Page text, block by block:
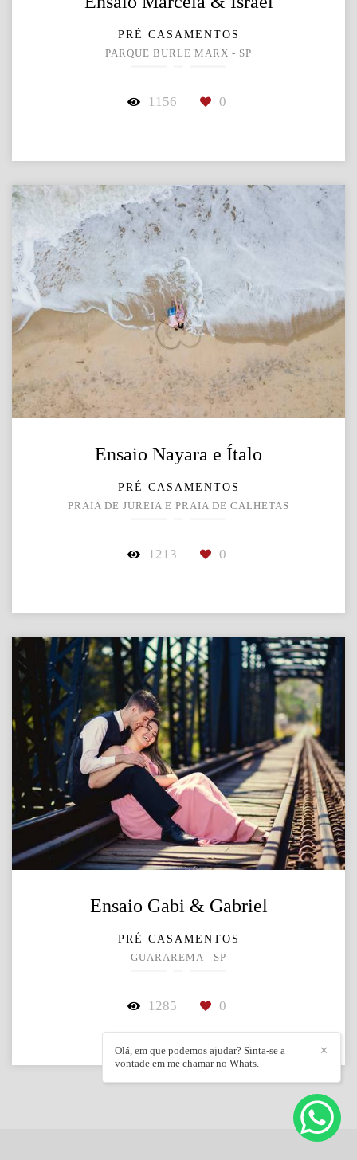
PRÉ CASAMENTOS
PARQUE BURLE MARX - SP
1156 0
Ensaio Nayara e Ítalo
PRÉ CASAMENTOS
PRAIA DE JUREIA E PRAIA DE CALHETAS
1213 0
Ensaio Gabi & Gabriel
PRÉ CASAMENTOS
GUARAREMA - SP
1285 0
✕
Olá, em que podemos ajudar? Sinta-se a
vontade em me chamar no Whats.